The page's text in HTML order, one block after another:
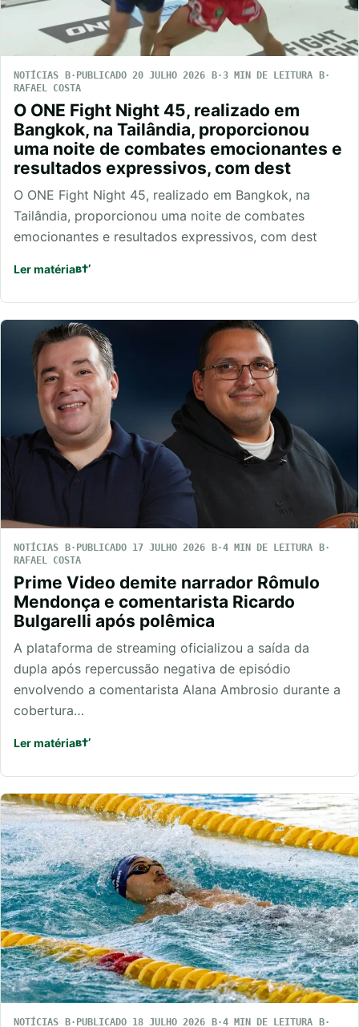
NOTÍCIAS PUBLICADO 20 JULHO 2026
3 MIN DE LEITURA
RAFAEL COSTA
O ONE Fight Night 45, realizado em
Bangkok, na Tailândia, proporcionou
uma noite de combates emocionantes e
resultados expressivos, com dest
O ONE Fight Night 45, realizado em Bangkok, na
Tailândia, proporcionou uma noite de combates
emocionantes e resultados expressivos, com dest
Ler matéria
NOTÍCIAS PUBLICADO 17 JULHO 2026
4 MIN DE LEITURA
RAFAEL COSTA
Prime Video demite narrador Rômulo
Mendonça e comentarista Ricardo
Bulgarelli após polêmica
A plataforma de streaming oficializou a saída da
dupla após repercussão negativa de episódio
envolvendo a comentarista Alana Ambrosio durante a
cobertura…
Ler matéria
NOTÍCIAS PUBLICADO 18 JULHO 2026
4 MIN DE LEITURA